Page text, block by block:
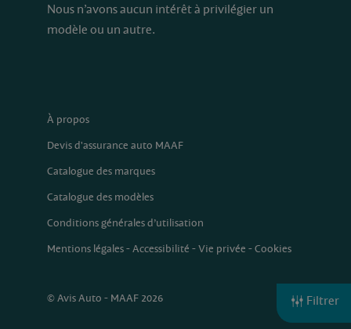
Filtrer
Nous n’avons aucun intérêt à privilégier un
modèle ou un autre.
À propos
Devis d'assurance auto MAAF
Catalogue des marques
Catalogue des modèles
Conditions générales d’utilisation
Mentions légales-Accessibilité -Vie privée -Cookies
© Avis Auto - MAAF 2026